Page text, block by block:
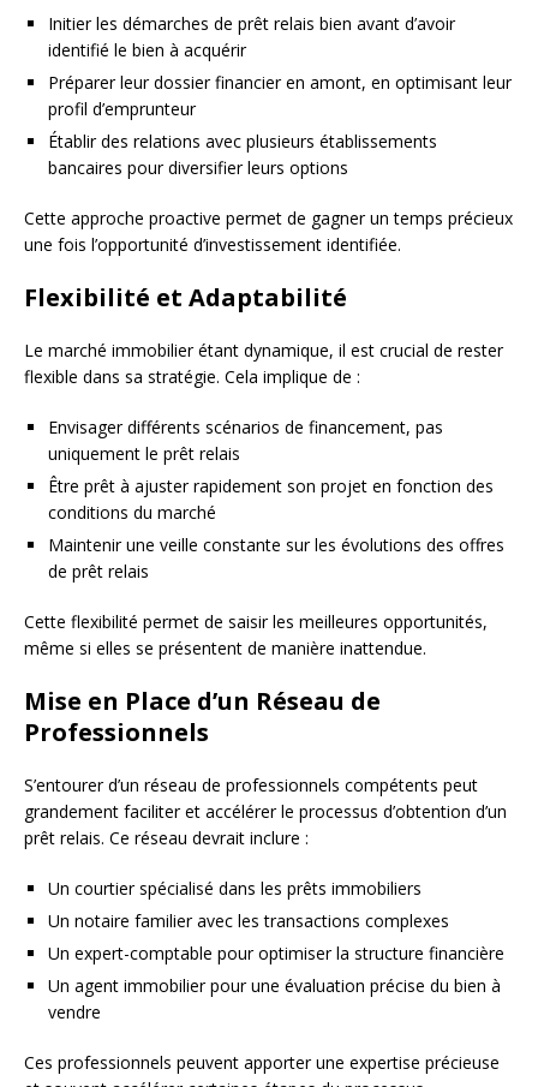
Initier les démarches de prêt relais bien avant d’avoir
identifié le bien à acquérir
Préparer leur dossier financier en amont, en optimisant leur
profil d’emprunteur
Établir des relations avec plusieurs établissements
bancaires pour diversifier leurs options
Cette approche proactive permet de gagner un temps précieux
une fois l’opportunité d’investissement identifiée.
Flexibilité et Adaptabilité
Le marché immobilier étant dynamique, il est crucial de rester
flexible dans sa stratégie. Cela implique de :
Envisager différents scénarios de financement, pas
uniquement le prêt relais
Être prêt à ajuster rapidement son projet en fonction des
conditions du marché
Maintenir une veille constante sur les évolutions des offres
de prêt relais
Cette flexibilité permet de saisir les meilleures opportunités,
même si elles se présentent de manière inattendue.
Mise en Place d’un Réseau de
Professionnels
S’entourer d’un réseau de professionnels compétents peut
grandement faciliter et accélérer le processus d’obtention d’un
prêt relais. Ce réseau devrait inclure :
Un courtier spécialisé dans les prêts immobiliers
Un notaire familier avec les transactions complexes
Un expert-comptable pour optimiser la structure financière
Un agent immobilier pour une évaluation précise du bien à
vendre
Ces professionnels peuvent apporter une expertise précieuse